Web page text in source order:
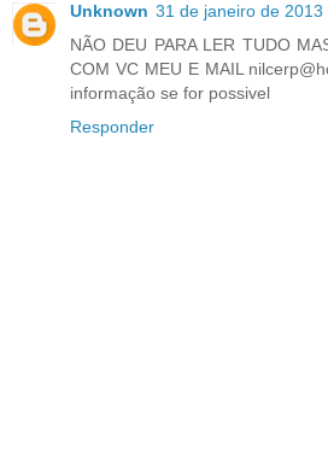
Unknown 31 de janeiro de 2013
NÃO DEU PARA LER TUDO
COM VC MEU E MAIL
informação se for possivel
Responder